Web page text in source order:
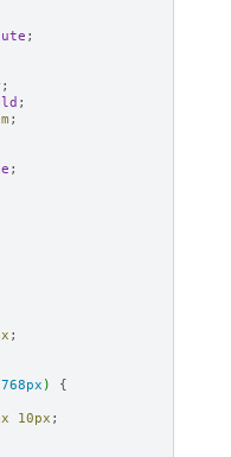
;
;
;
;
;
;
768px )
{
10px ;